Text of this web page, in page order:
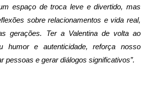
espaço de troca leve e divertido, mas
sobre relacionamentos e vida real,
gerações. Ter a Valentina de volta ao
humor e autenticidade, reforça nosso
pessoas e gerar diálogos significativos”.